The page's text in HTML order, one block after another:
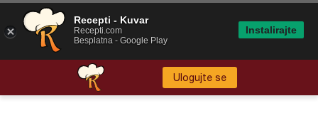
Ulogujte se
Recepti - Kuvar
Recepti.com
Besplatna - Google Play
Instalirajte